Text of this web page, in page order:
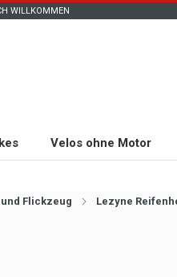
WILLKOMMEN
Velos ohne Motor
Flickzeug Lezyne